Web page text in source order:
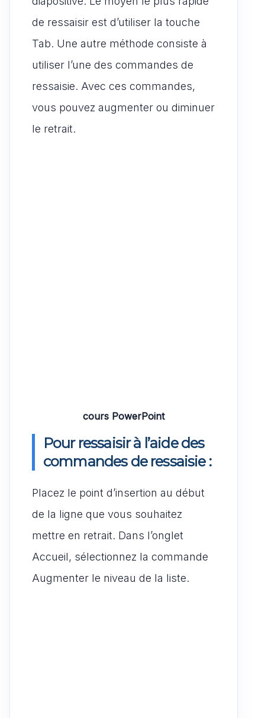
de ressaisir est d’utiliser la touche
Tab. Une autre méthode consiste à
utiliser l’une des commandes de
ressaisie. Avec ces commandes,
vous pouvez augmenter ou diminuer
le retrait.
cours PowerPoint
Pour ressaisir à l’aide des
commandes de ressaisie :
Placez le point d’insertion au début
de la ligne que vous souhaitez
mettre en retrait. Dans l’onglet
Accueil, sélectionnez la commande
Augmenter le niveau de la liste.